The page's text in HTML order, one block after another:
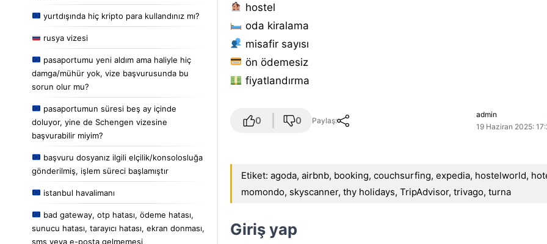
yurtdışında hiç kripto para kullandınız mı?
rusya vizesi
pasaportumu yeni aldım ama haliyle hiç
damga/mühür yok, vize başvurusunda bu
sorun olur mu?
pasaportumun süresi beş ay içinde
doluyor, yine de Schengen vizesine
başvurabilir miyim?
başvuru dosyanız ilgili elçilik/konsolosluğa
gönderilmiş, işlem süreci başlamıştır
istanbul havalimanı
bad gateway, otp hatası, ödeme hatası,
sunucu hatası, tarayıcı hatası, ekran donması,
sms veya e-posta gelmemesi
hostel
oda kiralama
misafir sayısı
ön ödemesiz
fiyatlandırma
0 0 Paylaş:
admin
19 Haziran 2025:
Etiket:agoda,airbnb, booking,couchsurfing,expedia, hostelworld,
momondo, skyscanner,thy holidays,TripAdvisor,trivago,turna
Giriş yap